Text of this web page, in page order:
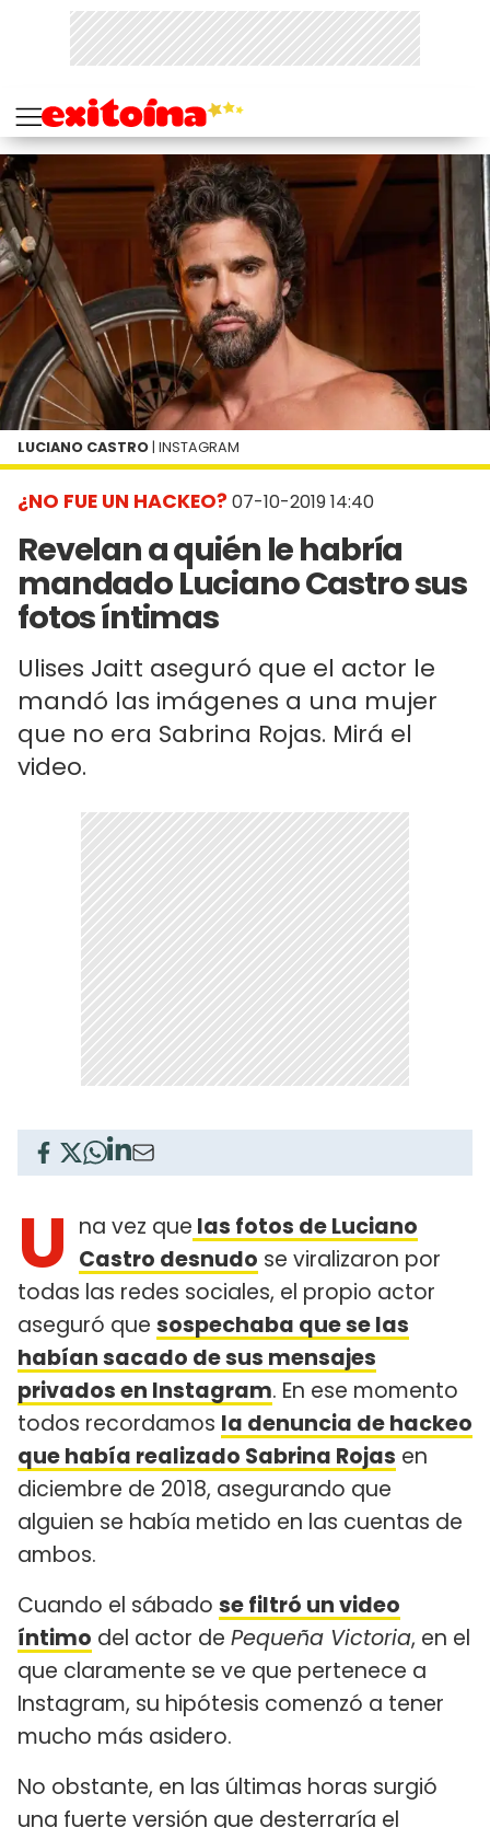
¿NO FUE UN HACKEO? 07-10-2019 14:40
Revelan a quién le habría
mandado Luciano Castro sus
fotos íntimas
Ulises Jaitt aseguró que el actor le
mandó las imágenes a una mujer
que no era Sabrina Rojas. Mirá el
video.
LUCIANO CASTRO | INSTAGRAM
U na vez que las fotos de Luciano
Castro desnudo se viralizaron por
todas las redes sociales, el propio actor
aseguró que sospechaba que se las
habían sacado de sus mensajes
privados en Instagram. En ese momento
todos recordamos la denuncia de hackeo
que había realizado Sabrina Rojas en
diciembre de 2018, asegurando que
alguien se había metido en las cuentas de
ambos.
Cuando el sábado se filtró un video
íntimo del actor de Pequeña Victoria, en el
que claramente se ve que pertenece a
Instagram, su hipótesis comenzó a tener
mucho más asidero.
No obstante, en las últimas horas surgió
una fuerte versión que desterraría el